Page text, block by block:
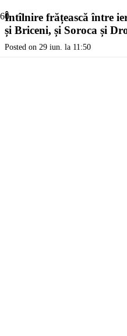
Întîlnire frățească între
și Briceni, și Soroca și
Posted on 29 iun. la 11:50